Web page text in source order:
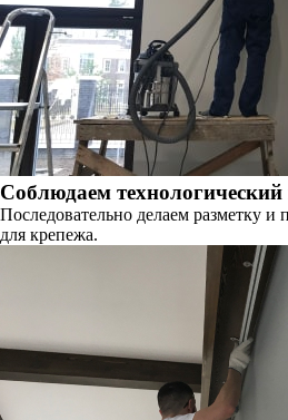
Соблюдаем технологический
Последовательно делаем разметку и
для крепежа.